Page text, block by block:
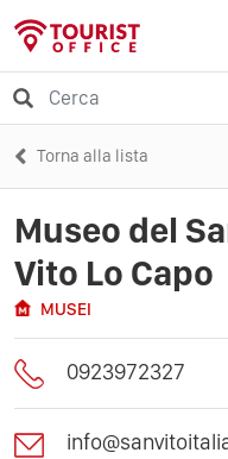
Torna alla lista
Museo del
Vito Lo Capo
MUSEI
0923972327